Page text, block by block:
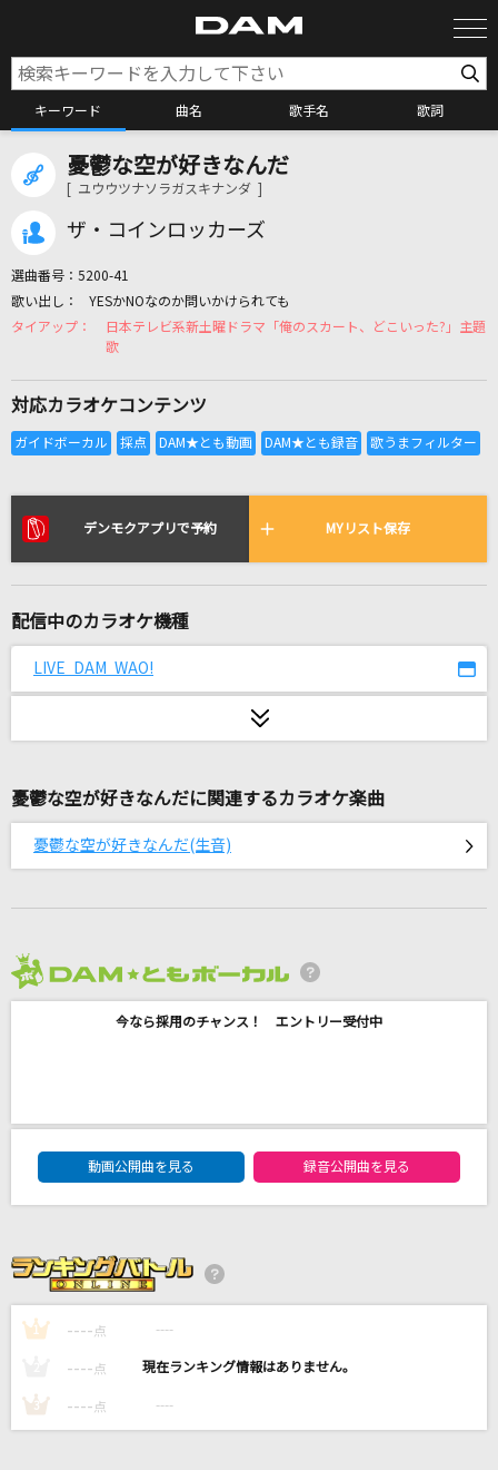
キーワード 曲名 歌手名 歌詞
カラオケ検索
カラオケリクエスト
全国りれき
リアルタイムで歌われている曲の一覧
Ado
魂のルフラン
高橋洋子
めちゃモル
Mrs. GREEN APPLE
ロマンティックあげるよ
結束バンド
タイムマシン
Mrs. GREEN APPLE
[生音]シングル・アゲイン
神様の言うとおり
カラオケ最新情報をチェック！
憂鬱な空が好きなんだ
[ ユウウツナソラガスキナンダ ]
ザ・コインロッカーズ
選曲番号： 5200-41
YESかNOなのか問いかけられても
日本テレビ系新土曜ドラマ「俺のスカート、どこいった?」主題
歌
対応カラオケコンテンツ
デンモクアプリで予約 MYリスト保存
配信中のカラオケ機種
LIVE DAM WAO!
憂鬱な空が好きなんだに関連するカラオケ楽曲
憂鬱な空が好きなんだ(生音)
今なら採用のチャンス！ エントリー受付中
DAM★ともボーカルエントリーランキング
動画公開曲を見る
録音公開曲を見る
1 ---- 点 ----
---- 点 ----
3 ---- 点 ----